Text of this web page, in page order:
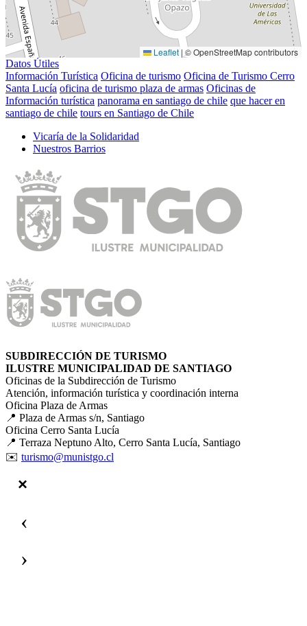
Leaflet | © OpenStreetMap contributors
Datos Útiles
Información Turística Oficina de turismo Oficina de Turismo Cerro
Santa Lucía oficina de turismo plaza de armas Oficinas de
Información turí­stica panorama en santiago de chile que hacer en
santiago de chile tours en Santiago de Chile
Vicarí­a de la Solidaridad
Nuestros Barrios
SUBDIRECCIÓN DE TURISMO
ILUSTRE MUNICIPALIDAD DE SANTIAGO
Oficinas de la Subdirección de Turismo
Atención, información turística y coordinación interna
Oficina Plaza de Armas
📍 Plaza de Armas s/n, Santiago
Oficina Cerro Santa Lucía
📍 Terraza Neptuno Alto, Cerro Santa Lucía, Santiago
✉️ turismo@munistgo.cl
‹
›